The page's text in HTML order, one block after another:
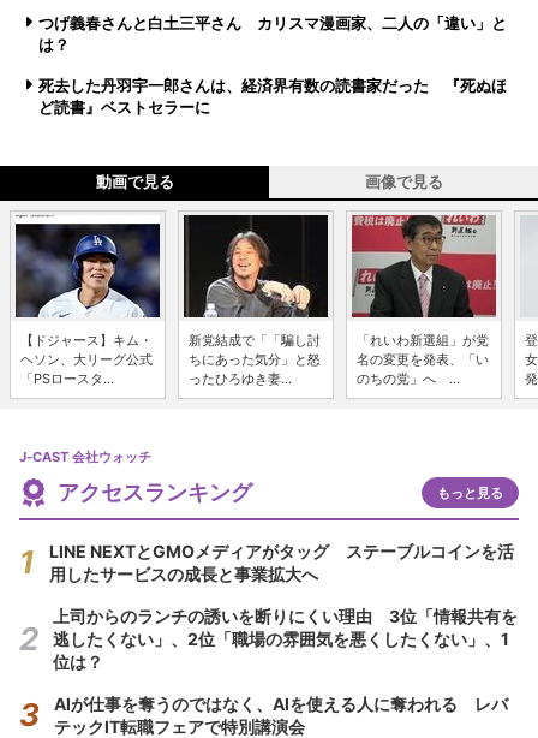
つげ義春さんと白土三平さん カリスマ漫画家、二人の「違い」と
は？
死去した丹羽宇一郎さんは、経済界有数の読書家だった 『死ぬほ
ど読書』ベストセラーに
動画で見る 画像で見る
【ドジャース】キム・
ヘソン、大リーグ公式
「PSロースタ...
新党結成で「「騙し討
ちにあった気分」と怒
ったひろゆき妻...
「れいわ新選組」が党
名の変更を発表、「い
のちの党」へ ...
J-CAST 会社ウォッチ
アクセスランキング もっと見る
LINE NEXTとGMOメディアがタッグ ステーブルコインを活
用したサービスの成長と事業拡大へ
上司からのランチの誘いを断りにくい理由 3位「情報共有を
逃したくない」、2位「職場の雰囲気を悪くしたくない」、1
位は？
AIが仕事を奪うのではなく、AIを使える人に奪われる レバ
テックIT転職フェアで特別講演会